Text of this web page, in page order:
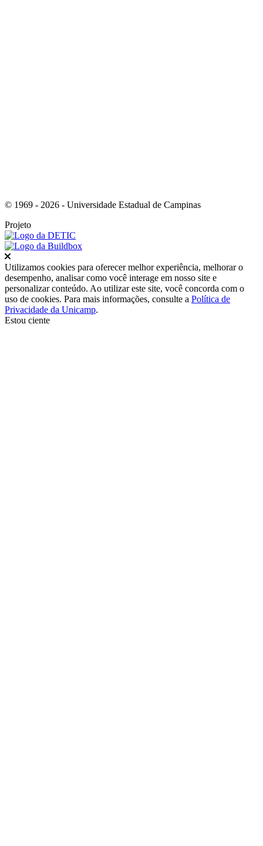
© 1969 - 2026 - Universidade Estadual de Campinas
Projeto
Fechar
Utilizamos cookies para oferecer melhor experiência, melhorar o
desempenho, analisar como você interage em nosso site e
personalizar conteúdo. Ao utilizar este site, você concorda com o
uso de cookies. Para mais informações, consulte a Política de
Privacidade da Unicamp.
Estou ciente